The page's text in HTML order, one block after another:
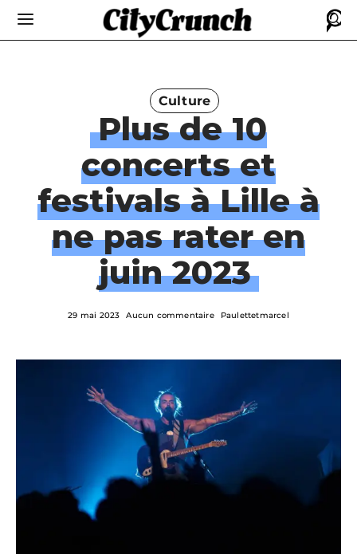
Culture
Plus de 10
concerts et
festivals à Lille à
ne pas rater en
juin 2023
29 mai 2023 Aucun commentaire Paulettetmarcel